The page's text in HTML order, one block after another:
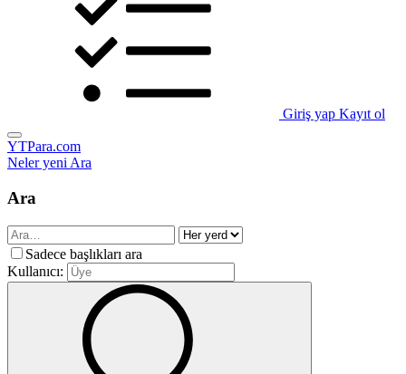
Giriş yap Kayıt ol
YTPara.com
Neler yeniAra
Ara
Sadece başlıkları ara
Kullanıcı: